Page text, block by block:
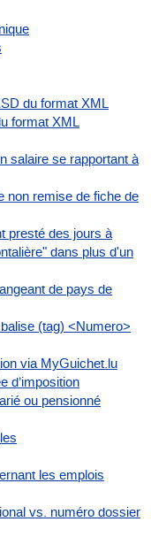
du format XML
format XML
salaire se rapportant à
non remise de fiche de
presté des jours à
dans plus d'un
de pays de
(tag) <Numero>
via MyGuichet.lu
d’imposition
ou pensionné
les emplois
vs. numéro dossier